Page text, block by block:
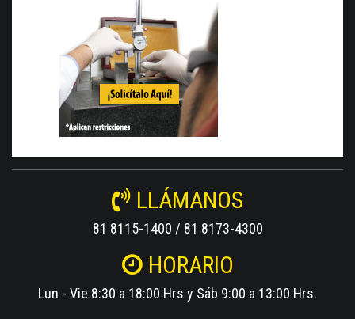
LLÁMANOS
81 8115-1400 / 81 8173-4300
HORARIO
Lun - Vie 8:30 a 18:00 Hrs y Sáb 9:00 a 13:00 Hrs.